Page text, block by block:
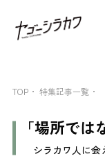
TOP 特集記事一覧
「場所では
シラカワ人に会